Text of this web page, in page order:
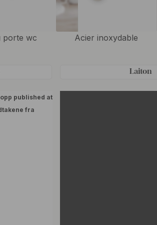
porte wc Acier inoxydable
Laiton